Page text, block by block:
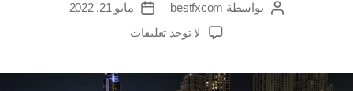
كاتببواسطة bestfxcom
تاريخ
المقالة
مايو 21, 2022
لا توجد تعليقات
الوساطة